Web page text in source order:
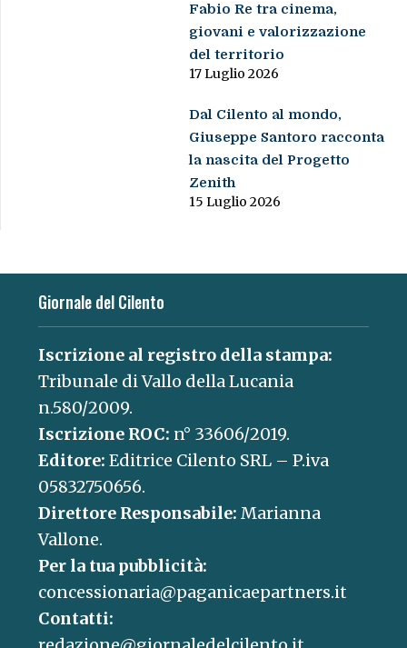
Fabio Re tra cinema,
giovani e valorizzazione
del territorio
17 Luglio 2026
Dal Cilento al mondo,
Giuseppe Santoro racconta
la nascita del Progetto
Zenith
15 Luglio 2026
Giornale del Cilento
Iscrizione al registro della stampa:
Tribunale di Vallo della Lucania
n.580/2009.
Iscrizione ROC: n° 33606/2019.
Editore: Editrice Cilento SRL – P.iva
05832750656.
Direttore Responsabile: Marianna
Vallone.
Per la tua pubblicità:
concessionaria@paganicaepartners.it
Contatti: